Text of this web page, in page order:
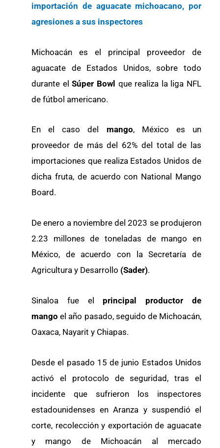
importación de aguacate michoacano, por
agresiones a sus inspectores
Michoacán es el principal proveedor de
aguacate de Estados Unidos, sobre todo
durante elSúper Bowl que realiza la liga NFL
de fútbol americano.
En el caso del mango, México es un
proveedor de más del 62% del total de las
importaciones que realiza Estados Unidos de
dicha fruta, de acuerdo con National Mango
Board.
De enero a noviembre del 2023 se produjeron
2.23 millones de toneladas de mango en
México, de acuerdo con la Secretaría de
Agricultura y Desarrollo (Sader).
Sinaloa fue el principal productor de
mango el año pasado, seguido de Michoacán,
Oaxaca, Nayarit y Chiapas.
Desde el pasado 15 de junio Estados Unidos
activó el protocolo de seguridad, tras el
incidente que sufrieron los inspectores
estadounidenses en Aranza y suspendió el
corte, recolección y exportación de aguacate
y mango de Michoacán al mercado